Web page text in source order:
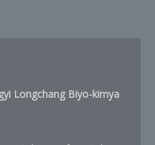
Longchang Biyo-kimya